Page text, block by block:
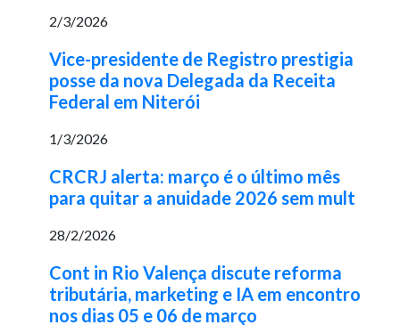
2/3/2026
Vice-presidente de Registro prestigia
posse da nova Delegada da Receita
Federal em Niterói
1/3/2026
CRCRJ alerta: março é o último mês
para quitar a anuidade 2026 sem mult
28/2/2026
Cont in Rio Valença discute reforma
tributária, marketing e IA em encontro
nos dias 05 e 06 de março